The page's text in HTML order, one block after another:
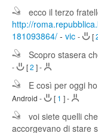
ecco il terzo
http://
181093864/ - vic - [
Scopro stasera
- [2 ]-
E così per oggi
Android - [ 1 ]-
voi siete quelli
accorgevano di stare